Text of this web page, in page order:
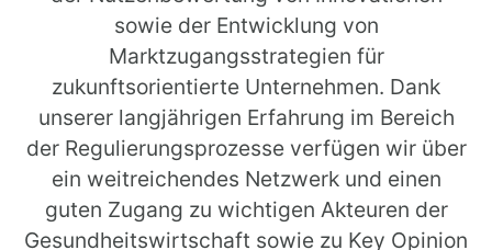
sowie der Entwicklung von
Marktzugangsstrategien für
zukunftsorientierte Unternehmen. Dank
unserer langjährigen Erfahrung im Bereich
der Regulierungsprozesse verfügen wir über
ein weitreichendes Netzwerk und einen
guten Zugang zu wichtigen Akteuren der
Gesundheitswirtschaft sowie zu Key Opinion